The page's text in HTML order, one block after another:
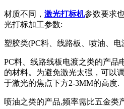
材质不同， 激光打标机参数要求
光打标加工参数:
塑胶类(PC料、线路板、喷油、电
PC料、线路线板电渡之类的产品
的材料。为避免激光太强，可以
于激光的焦点下方2-3MM的高度.
喷油之类的产品,频率需比五金类